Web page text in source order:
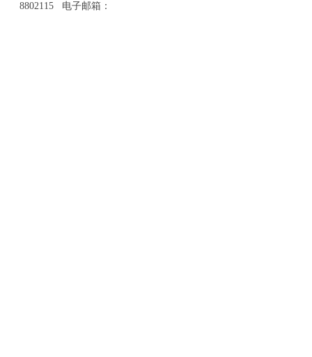
8802115 电子邮箱：